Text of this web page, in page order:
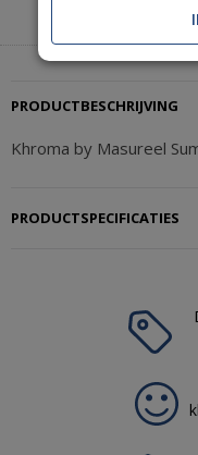
+31(0)85
PRODUCTBESCHRIJVING
Khroma by Masureel
PRODUCTSPECIFICATIES